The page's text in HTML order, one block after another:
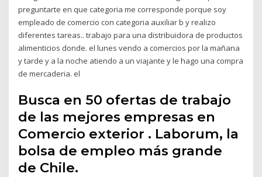
preguntarte en que categoria me corresponde porque soy
empleado de comercio con categoria auxiliar b y realizo
diferentes tareas.. trabajo para una distribuidora de productos
alimenticios donde. el lunes vendo a comercios por la mañana
y tarde y a la noche atiendo a un viajante y le hago una compra
de mercaderia. el
Busca en 50 ofertas de trabajo
de las mejores empresas en
Comercio exterior . Laborum, la
bolsa de empleo más grande
de Chile.